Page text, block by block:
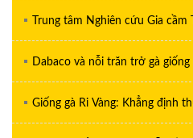
Trung tâm Nghiên cứu Gia
Dabaco và nỗi trăn trở gà
Giống gà Ri Vàng: Khẳng định